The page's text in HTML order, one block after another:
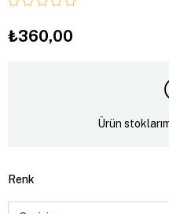
₺360,00
Ürün
Renk